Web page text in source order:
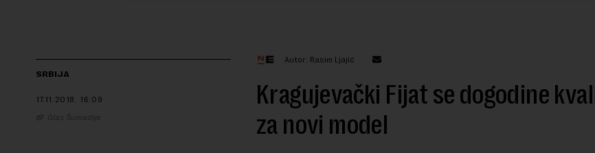
SRBIJA
17.11.2018. 16:09
Glas Šumadije
Autor: Rasim Ljajić
Kragujevački Fijat se dogodine
za novi model